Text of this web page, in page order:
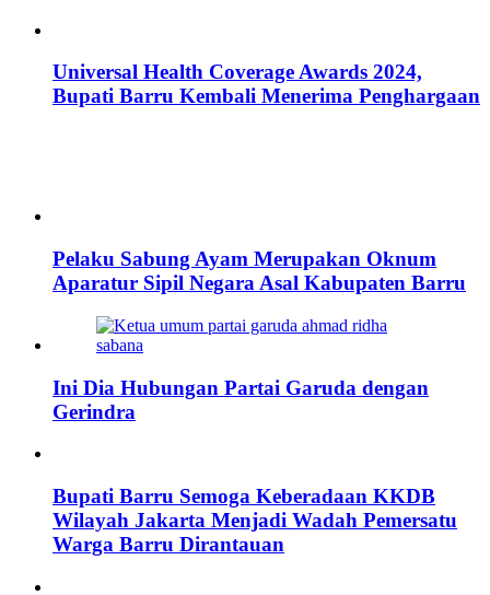
Universal Health Coverage Awards 2024,
Bupati Barru Kembali Menerima Penghargaan
Pelaku Sabung Ayam Merupakan Oknum
Aparatur Sipil Negara Asal Kabupaten Barru
Ini Dia Hubungan Partai Garuda dengan
Gerindra
Bupati Barru Semoga Keberadaan KKDB
Wilayah Jakarta Menjadi Wadah Pemersatu
Warga Barru Dirantauan